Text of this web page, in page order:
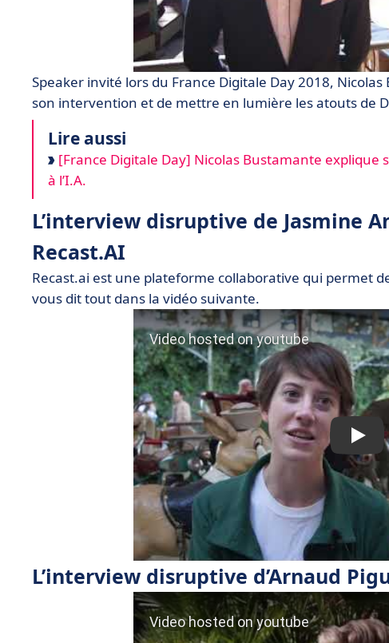
Speaker invité lors du France Digitale Day 2018,
son intervention et de mettre en lumière les atouts de
Lire aussi
[France Digitale Day] Nicolas Bustamante
à l’I.A.
L’interview disruptive de Jasmine
Recast.AI
Recast.ai est une plateforme collaborative qui permet
vous dit tout dans la vidéo suivante.
L’interview disruptive d’Arnaud